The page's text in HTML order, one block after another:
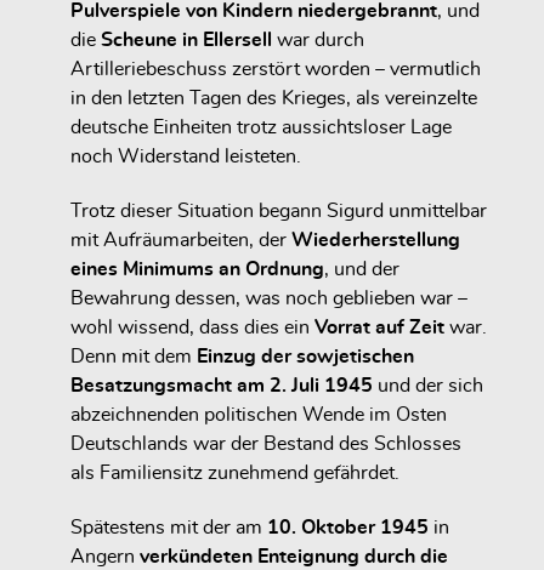
Pulverspiele von Kindern niedergebrannt, und
die Scheune in Ellersell
war durch
Artilleriebeschuss zerstört worden – vermutlich
in den letzten Tagen des Krieges, als vereinzelte
deutsche Einheiten trotz aussichtsloser Lage
noch Widerstand leisteten.
Trotz dieser Situation begann Sigurd unmittelbar
mit Aufräumarbeiten, der Wiederherstellung
eines Minimums an Ordnung, und der
Bewahrung dessen, was noch geblieben war –
wohl wissend, dass dies ein Vorrat auf Zeit war.
Denn mit dem Einzug der sowjetischen
Besatzungsmacht am 2. Juli 1945 und der sich
abzeichnenden politischen Wende im Osten
Deutschlands war der Bestand des Schlosses
als Familiensitz zunehmend gefährdet.
Spätestens mit der am 10. Oktober 1945 in
Angern verkündeten Enteignung durch die